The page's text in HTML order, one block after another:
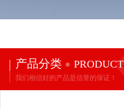
产品分类 PRODUCT
我们相信好的产品是信誉的保证！